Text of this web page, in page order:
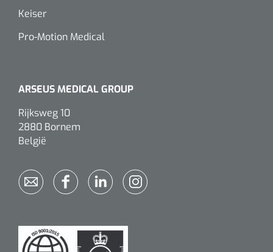
Keiser
Pro-Motion Medical
ARSEUS MEDICAL GROUP
Rijksweg 10
2880 Bornem
België